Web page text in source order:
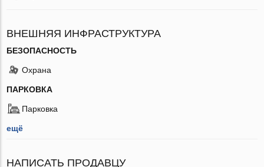
ВНЕШНЯЯ ИНФРАСТРУКТУРА
БЕЗОПАСНОСТЬ
Охрана
ПАРКОВКА
Парковка
ещё
НАПИСАТЬ ПРОДАВЦУ